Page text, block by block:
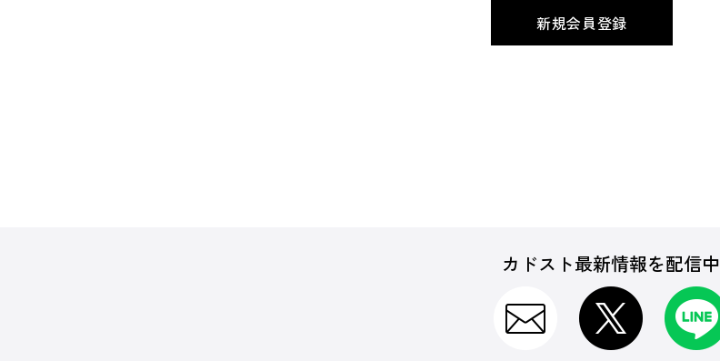
カドスト最新情報を配信中